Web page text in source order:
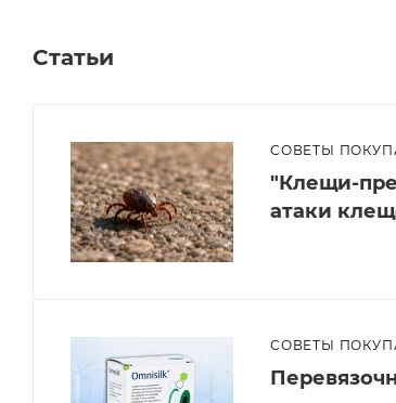
Статьи
СОВЕТЫ
"Клещи-
атаки
СОВЕТЫ